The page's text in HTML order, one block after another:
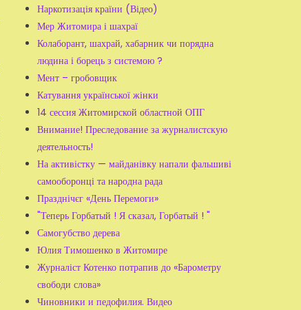
Наркотизація країни (Відео)
Мер Житомира і шахраї
Колаборант, шахрай, хабарник чи порядна
людина і борець з системою ?
Мент – гробовщик
Катування української жінки
14 сессия Житомирской областной ОПГ
Внимание! Преследование за журналистскую
деятельность!
На активістку — майданівку напали фальшиві
самооборонці та народна рада
Празднічєг «День Перемоги»
"Теперь Горбатый ! Я сказал, Горбатый ! "
Самогубство дерева
Юлия Тимошенко в Житомире
Журналіст Котенко потрапив до «Барометру
свободи слова»
Чиновники и педофилия. Видео